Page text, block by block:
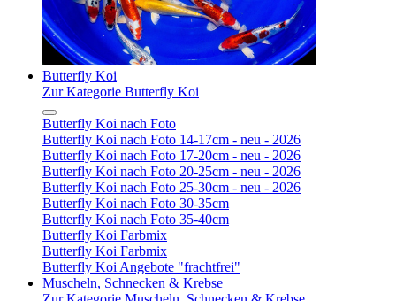
Butterfly Koi
Zur Kategorie Butterfly Koi
Butterfly Koi nach Foto
Butterfly Koi nach Foto 14-17cm - neu - 2026
Butterfly Koi nach Foto 17-20cm - neu - 2026
Butterfly Koi nach Foto 20-25cm - neu - 2026
Butterfly Koi nach Foto 25-30cm - neu - 2026
Butterfly Koi nach Foto 30-35cm
Butterfly Koi nach Foto 35-40cm
Butterfly Koi Farbmix
Butterfly Koi Farbmix
Butterfly Koi Angebote "frachtfrei"
Muscheln, Schnecken & Krebse